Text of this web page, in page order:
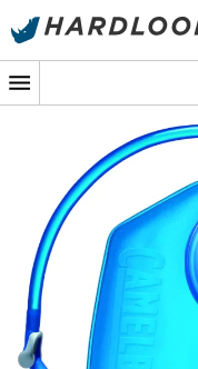
Zomeraanbiedingen